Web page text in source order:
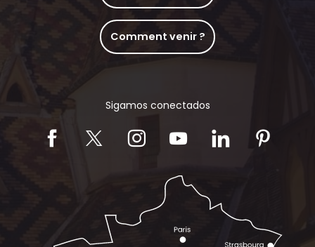
Comment venir ?
Sigamos conectados